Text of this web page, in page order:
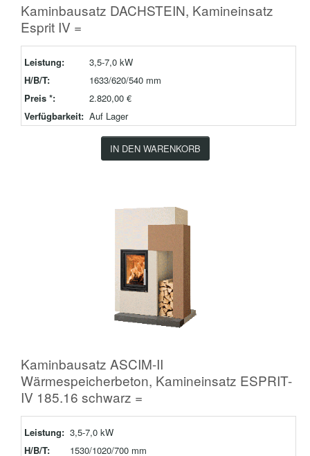
Kaminbausatz DACHSTEIN, Kamineinsatz
Esprit IV =
Leistung:
3,5-7,0 kW
H/B/T:
1633/620/540 mm
Preis *:
2.820,00 €
Verfügbarkeit: Auf Lager
IN DEN WARENKORB
Kaminbausatz ASCIM-II
Wärmespeicherbeton, Kamineinsatz ESPRIT-
IV 185.16 schwarz =
Leistung: 3,5-7,0 kW
H/B/T:
1530/1020/700 mm